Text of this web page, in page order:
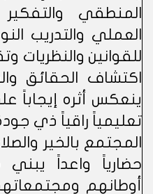
المنطقي والتفكير
العملي والتدريب
للقوانين والنظريات
اكتشاف الحقائق
ينعكس أثره إيجاباً
تعليمياً راقياً ذي
المجتمع بالخير
حضارياً واعداً
أوطانهم